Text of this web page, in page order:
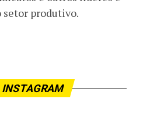
setor produtivo.
INSTAGRAM